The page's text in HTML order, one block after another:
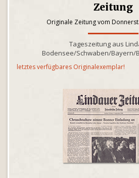
Zeitung
Originale Zeitung vom
Tageszeitung aus
Bodensee/Schwaben/Bayern/
letztes verfügbares Originalexemplar!